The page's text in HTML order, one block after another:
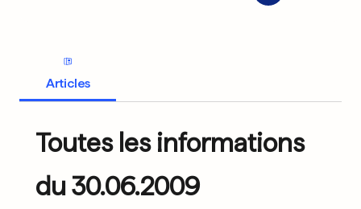
Articles
Toutes les informations
du 30.06.2009